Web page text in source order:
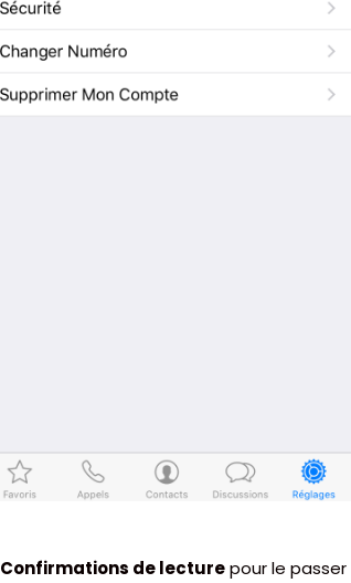
Confirmations de lecturepour le passer